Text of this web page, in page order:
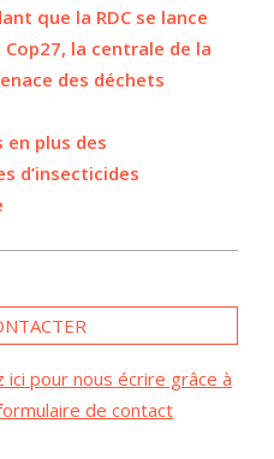
que la RDC se lance
la centrale de la
des déchets
en plus des
d’insecticides
ici pour nous écrire grâce à
de contact